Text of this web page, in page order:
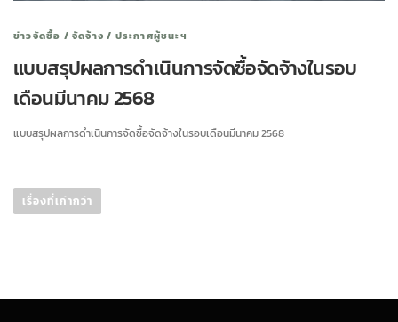
ข่าวจัดซื้อ / จัดจ้าง / ประกาศผู้ชนะฯ
แบบสรุปผลการดำเนินการจัดซื้อจัดจ้างในรอบ
เดือนมีนาคม 2568
แบบสรุปผลการดำเนินการจัดซื้อจัดจ้างในรอบเดือนมีนาคม 2568
เรื่องที่เก่ากว่า